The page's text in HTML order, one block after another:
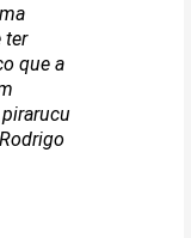
ter
que a